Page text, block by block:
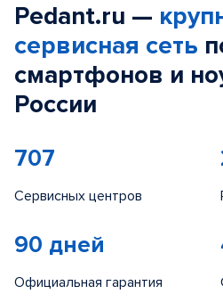
Pedant.ru —
сервисная сеть
смартфонов и
России
707
Сервисных центров
90 дней
Официальная гарантия